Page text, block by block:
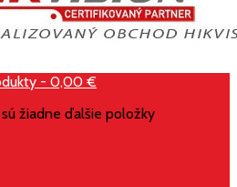
- 0,00 €
žiadne ďalšie položky